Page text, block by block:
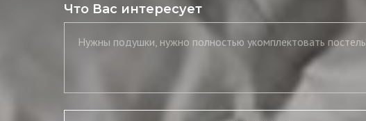
Что Вас интересует